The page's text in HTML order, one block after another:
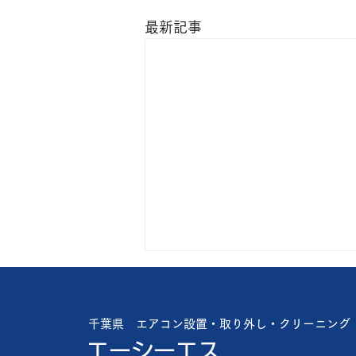
最新記事
楽ですが🥴 やっぱり暑い🥵 お盆
が近いので緊急依頼が多いです🤔
千葉県 エアコン設置・取り外し・クリーニング
エーシーエス